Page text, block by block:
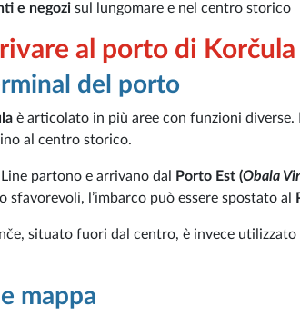
e negozi sul lungomare e nel centro storico
al porto di Korčula
del porto
è articolato in più aree con funzioni diverse.
al centro storico.
partono e arrivano dal Porto Est (Obala
sfavorevoli, l’imbarco può essere spostato al
situato fuori dal centro, è invece
mappa